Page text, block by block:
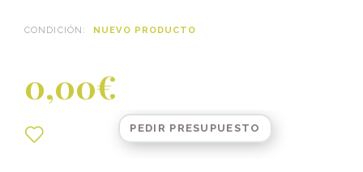
CONDICIÓN: NUEVO PRODUCTO
0,00€
PEDIR PRESUPUESTO